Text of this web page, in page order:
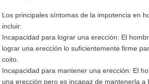
Los principales síntomas de la impotencia en
incluir:
Incapacidad para lograr una erección: El
lograr una erección lo suficientemente firme
coito.
Incapacidad para mantener una erección: El
una erección pero es incapaz de mantenerla a